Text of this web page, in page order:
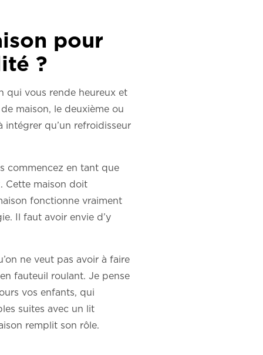
pour
?
qui vous rende heureux et
maison, le deuxième ou
intégrer qu’un refroidisseur
commencez en tant que
Cette maison doit
fonctionne vraiment
Il faut avoir envie d’y
ne veut pas avoir à faire
fauteuil roulant. Je pense
vos enfants, qui
suites avec un lit
remplit son rôle.